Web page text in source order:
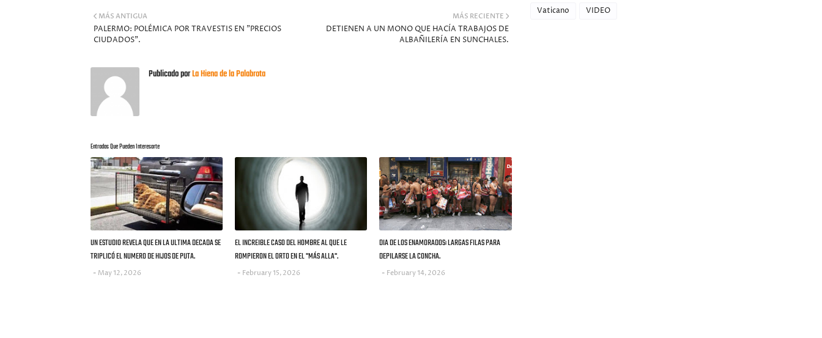
MÁS RECIENTE
DETIENEN A UN MONO QUE HACÍA TRABAJOS DE
ALBAÑILERÍA EN SUNCHALES.
MÁS ANTIGUA
PALERMO: POLÉMICA POR TRAVESTIS EN "PRECIOS
CIUDADOS".
Publicado porLa Hiena de la Palabrota
Entradas Que Pueden Interesarte
UN ESTUDIO REVELA QUE EN LA ULTIMA DECADA SE
TRIPLICÓ EL NUMERO DE HIJOS DE PUTA.
May 12, 2026
EL INCREIBLE CASO DEL HOMBRE AL QUE LE
ROMPIERON EL ORTO EN EL "MÁS ALLA".
February 15, 2026
DIA DE LOS ENAMORADOS: LARGAS FILAS PARA
DEPILARSE LA CONCHA.
February 14, 2026
Vaticano
VIDEO